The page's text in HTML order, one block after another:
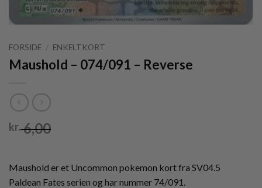
FORSIDE / ENKELTKORT
Maushold – 074/091 – Reverse
kr.6,00
Maushold er et Uncommon pokemon kort fra SV04.5
Paldean Fates serien og har nummer 74/091.